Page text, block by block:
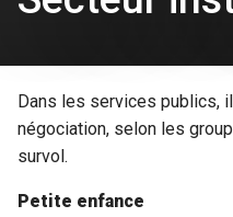
Dans les services publics,
négociation, selon les
survol.
Petite enfance